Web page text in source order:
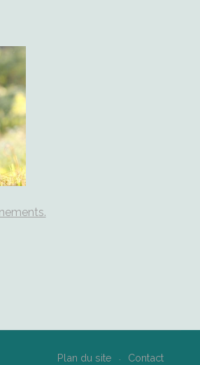
Plan du site Contact